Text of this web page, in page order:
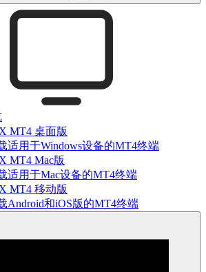
MT4 桌面版
适用于Windows设备的MT4终端
MT4 Mac版
适用于Mac设备的MT4终端
MT4 移动版
Android和iOS版的MT4终端